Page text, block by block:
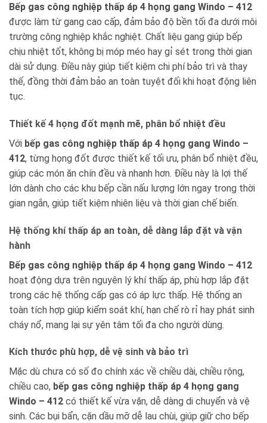
Bếp gas công nghiệp thấp áp 4 họng gang Windo – 412
được làm từ gang cao cấp, đảm bảo độ bền tối đa dưới môi
trường công nghiệp khắc nghiệt. Chất liệu gang giúp bếp
chịu nhiệt tốt, không bị móp méo hay gỉ sét trong thời gian
dài sử dụng. Điều này giúp tiết kiệm chi phí bảo trì và thay
thế, đồng thời đảm bảo an toàn tuyệt đối khi hoạt động liên
tục.
Thiết kế 4 họng đốt mạnh mẽ, phân bổ nhiệt đều
Với bếp gas công nghiệp thấp áp 4 họng gang Windo –
412, từng họng đốt được thiết kế tối ưu, phân bổ nhiệt đều,
giúp các món ăn chín đều và nhanh hơn. Điều này là lợi thế
lớn dành cho các khu bếp cần nấu lượng lớn ngay trong thời
gian ngắn, giúp tiết kiệm nhiên liệu và thời gian chế biến.
Hệ thống khí thấp áp an toàn, dễ dàng lắp đặt và vận
hành
Bếp gas công nghiệp thấp áp 4 họng gang Windo – 412
hoạt động dựa trên nguyên lý khí thấp áp, phù hợp lắp đặt
trong các hệ thống cấp gas có áp lực thấp. Hệ thống an
toàn tích hợp giúp kiểm soát khí, hạn chế rò rỉ hay phát sinh
cháy nổ, mang lại sự yên tâm tối đa cho người dùng.
Kích thước phù hợp, dễ vệ sinh và bảo trì
Mặc dù chưa có số đo chính xác về chiều dài, chiều rộng,
chiều cao, bếp gas công nghiệp thấp áp 4 họng gang
Windo – 412 có thiết kế vừa vặn, dễ dàng di chuyển và vệ
sinh. Các bụi bẩn, cặn dầu mỡ dễ lau chùi, giúp giữ cho bếp